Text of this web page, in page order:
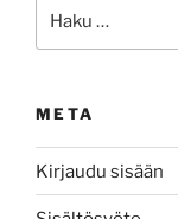
META
Kirjaudu sisään